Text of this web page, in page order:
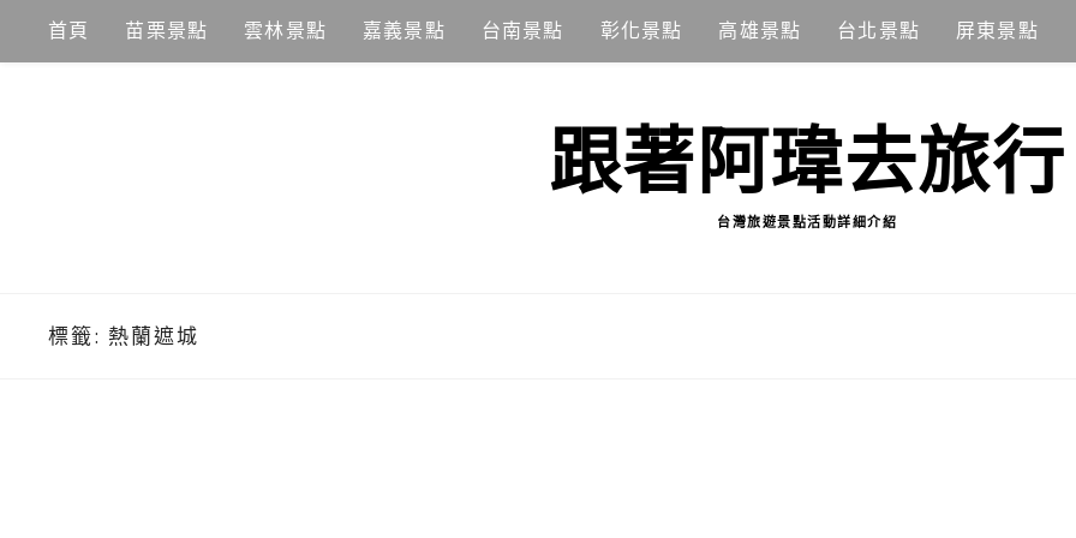
content
首頁 苗栗景點 雲林景點 嘉義景點 台南景點 彰化景點 高雄景點 台北景點 屏東景點
跟著阿瑋去旅行
台灣旅遊景點活動詳細介紹
標籤: 熱蘭遮城